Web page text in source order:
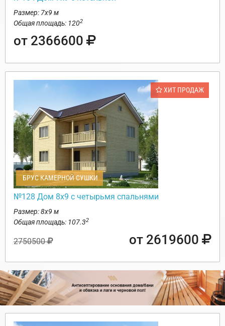
Размер: 7х9 м
Общая площадь: 1202
от 2366600
ХИТ ПРОДАЖ
БРУС КАМЕРНОЙ СУШКИ
№128 Дом 8х9 с четырьмя спальнями
Размер: 8х9 м
Общая площадь: 107.32
2750500 от 2619600